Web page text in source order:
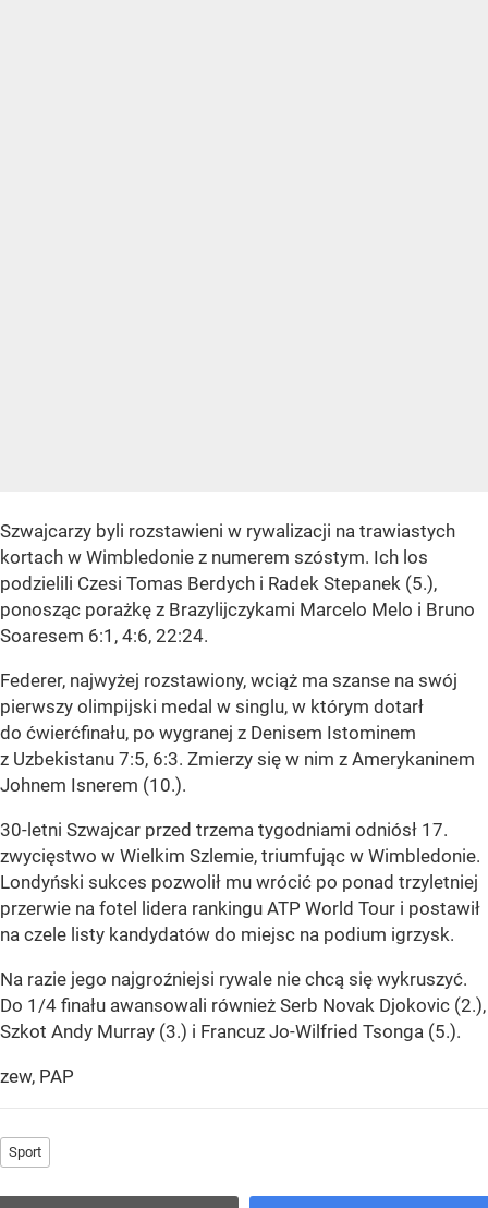
Szwajcarzy byli rozstawieni w rywalizacji na trawiastych
kortach w Wimbledonie z numerem szóstym. Ich los
podzielili Czesi Tomas Berdych i Radek Stepanek (5.),
ponosząc porażkę z Brazylijczykami Marcelo Melo i Bruno
Soaresem 6:1, 4:6, 22:24.
Federer, najwyżej rozstawiony, wciąż ma szanse na swój
pierwszy olimpijski medal w singlu, w którym dotarł
do ćwierćfinału, po wygranej z Denisem Istominem
z Uzbekistanu 7:5, 6:3. Zmierzy się w nim z Amerykaninem
Johnem Isnerem (10.).
30-letni Szwajcar przed trzema tygodniami odniósł 17.
zwycięstwo w Wielkim Szlemie, triumfując w Wimbledonie.
Londyński sukces pozwolił mu wrócić po ponad trzyletniej
przerwie na fotel lidera rankingu ATP World Tour i postawił
na czele listy kandydatów do miejsc na podium igrzysk.
Na razie jego najgroźniejsi rywale nie chcą się wykruszyć.
Do 1/4 finału awansowali również Serb Novak Djokovic (2.),
Szkot Andy Murray (3.) i Francuz Jo-Wilfried Tsonga (5.).
zew, PAP
Sport